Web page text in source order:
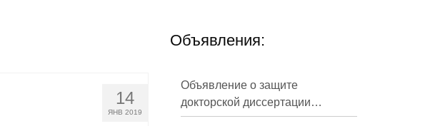
14
ЯНВ 2019
Объявления:
Объявление о защите
докторской диссертации
Кузнецова Михаила